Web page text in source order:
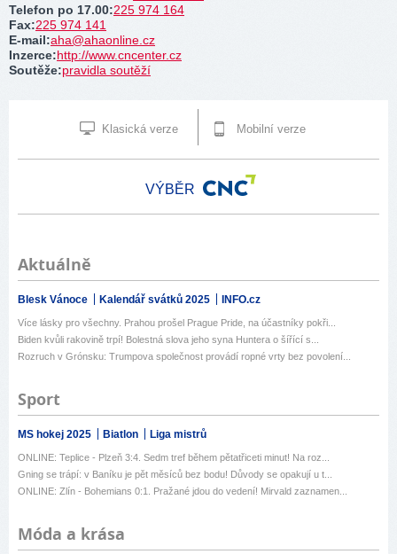
Telefon po 17.00:225 974 164
Fax:225 974 141
E-mail:aha@ahaonline.cz
Inzerce:http://www.cncenter.cz
Soutěže:pravidla soutěží
Klasická verze Mobilní verze
VÝBĚR
Aktuálně
Blesk Vánoce Kalendář svátků 2025 INFO.cz
Více lásky pro všechny. Prahou prošel Prague Pride, na účastníky pokři...
Biden kvůli rakovině trpí! Bolestná slova jeho syna Huntera o šířící s...
Rozruch v Grónsku: Trumpova společnost provádí ropné vrty bez povolení...
Sport
MS hokej 2025 Biatlon Liga mistrů
ONLINE: Teplice - Plzeň 3:4. Sedm tref během pětatřiceti minut! Na roz...
Gning se trápí: v Baníku je pět měsíců bez bodu! Důvody se opakují u t...
ONLINE: Zlín - Bohemians 0:1. Pražané jdou do vedení! Mirvald zaznamen...
Móda a krása